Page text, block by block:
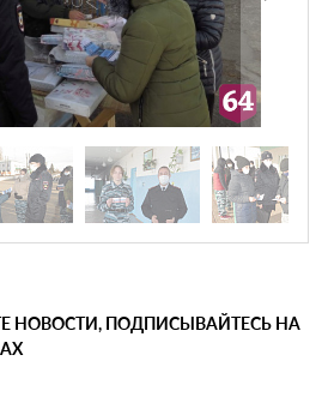
НОВОСТИ, ПОДПИСЫВАЙТЕСЬ НА